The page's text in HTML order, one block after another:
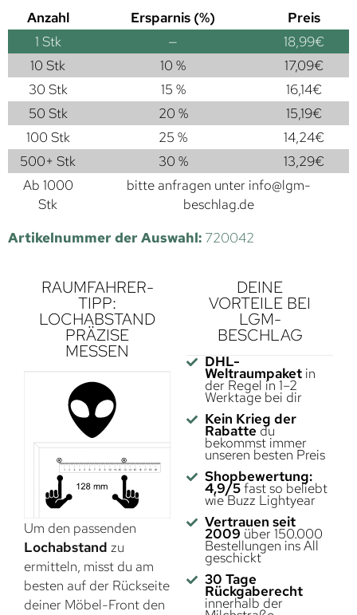
Anzahl Ersparnis (%)
Preis
1 Stk — 18,99€
10 Stk
10 % 17,09€
30 Stk
15 % 16,14€
50 Stk
20 % 15,19€
100 Stk
25 % 14,24€
500+ Stk
30 % 13,29€
Ab 1000
Stk
bitte anfragen unter info@lgm-
beschlag.de
Artikelnummer der Auswahl: 720042
RAUMFAHRER-
TIPP:
LOCHABSTAND
PRÄZISE
MESSEN
Um den passenden
Lochabstand zu
ermitteln, misst du am
besten auf der Rückseite
deiner Möbel-Front den
DEINE
VORTEILE BEI
LGM-
BESCHLAG
DHL-
Weltraumpaketin
der Regel in 1–2
Werktage bei dir
Kein Krieg der
Rabatte du
bekommst immer
unseren besten Preis
Shopbewertung:
4,9/5fast so beliebt
wie Buzz Lightyear
Vertrauen seit
2009 über 150.000
Bestellungen ins All
geschickt
30 Tage
Rückgaberecht
innerhalb der